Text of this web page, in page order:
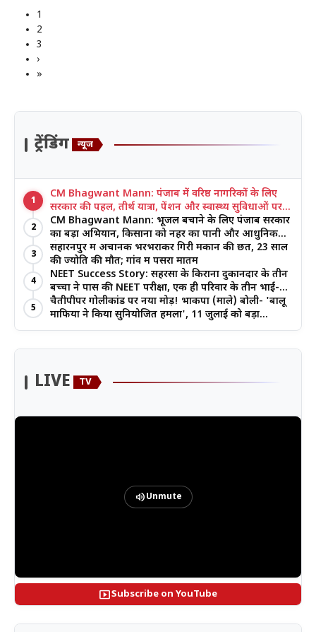
1
2
3
›
»
ट्रेंडिंग न्यूज
1
CM Bhagwant Mann: पंजाब में वरिष्ठ नागरिकों के लिए
सरकार की पहल, तीर्थ यात्रा, पेंशन और स्वास्थ्य सुविधाओं पर
जोर
2
CM Bhagwant Mann: भूजल बचाने के लिए पंजाब सरकार
का बड़ा अभियान, किसानों को नहर का पानी और आधुनिक
खेती का मिल रहा लाभ
3
सहारनपुर में अचानक भरभराकर गिरी मकान की छत, 23 साल
की ज्योति की मौत; गांव में पसरा मातम
4
NEET Success Story: सहरसा के किराना दुकानदार के तीन
बच्चों ने पास की NEET परीक्षा, एक ही परिवार के तीन भाई-
बहनों ने रचा इतिहास
5
चैतीपीपर गोलीकांड पर नया मोड़! भाकपा (माले) बोली- 'बालू
माफिया ने किया सुनियोजित हमला', 11 जुलाई को बड़ा
आंदोलन
LIVE TV
volume_upUnmute
smart_displaySubscribe on YouTube